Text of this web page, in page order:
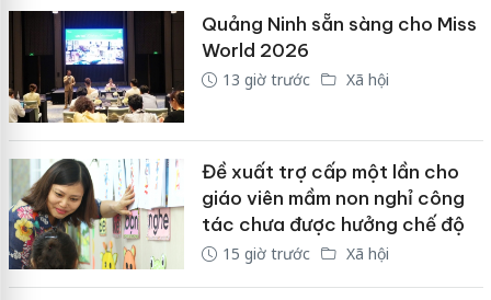
Quảng Ninh sẵn sàng cho Miss
World 2026
13 giờ trước Xã hội
Đề xuất trợ cấp một lần cho
giáo viên mầm non nghỉ công
tác chưa được hưởng chế độ
15 giờ trước Xã hội